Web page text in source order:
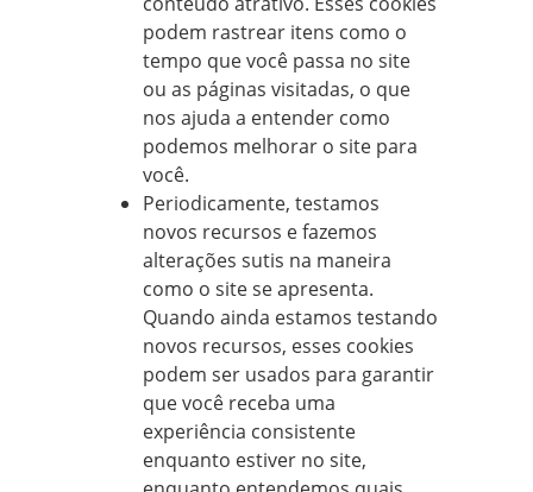
podem rastrear itens como o
tempo que você passa no site
ou as páginas visitadas, o que
nos ajuda a entender como
podemos melhorar o site para
você.
Periodicamente, testamos
novos recursos e fazemos
alterações sutis na maneira
como o site se apresenta.
Quando ainda estamos testando
novos recursos, esses cookies
podem ser usados para garantir
que você receba uma
experiência consistente
enquanto estiver no site,